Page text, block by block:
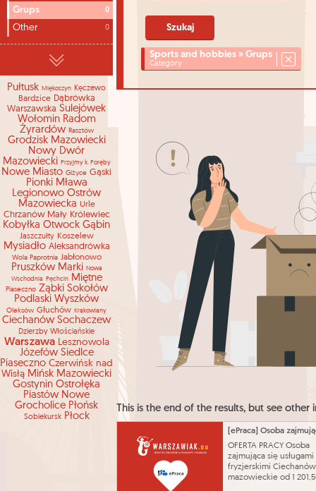
Grups 0
Other 0
Pułtusk Miękoszyn Kęczewo
Bardzice Dąbrówka
Warszawska Sulejówek
Wołomin Radom
Żyrardów Rasztów
Grodzisk Mazowiecki
Nowy Dwór
Mazowiecki
Przyjmy k. Poręby
Nowe Miasto Giżyce Gąski
Pionki Mława
Legionowo Ostrów
Mazowiecka Urle
Chrzanów Mały Królewiec
Kobyłka Otwock Gąbin
Jaszczułty Koszelew
Mysiadło Aleksandrówka
Wola Paprotnia Jabłonowo
Pruszków Marki
Nowa
Wschodnia
Pęchcin Miętne
Piaseczno Ząbki Sokołów
Podlaski Wyszków
Oleksów Głuchów Krakowiany
Ciechanów Sochaczew
Dzierzby Włościańskie
Warszawa Lesznowola
Józefów Siedlce
Piaseczno Czerwińsk nad
Wisłą Mińsk Mazowiecki
Gostynin Ostrołęka
Piastów Nowe
Grocholice Płońsk
Sobiekursk Płock
Sports and hobbies » Grups
Category
This is the end of the results, but see other
OFERTA PRACY Osoba
zajmująca się usługami
fryzjerskimi
mazowieckie od 1